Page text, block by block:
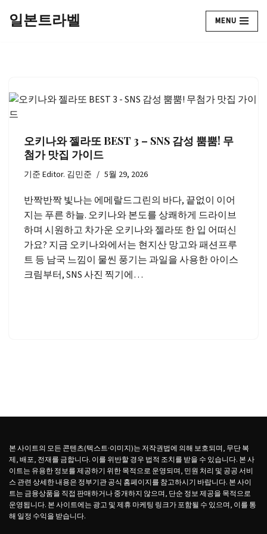
건
뛰
일본트라벨 MENU
오키나와 젤라또 BEST 3 – SNS 감성 뿜뿜! 무
첨가 맛집 가이드
기준Editor. 김민준 5월 29, 2026
반짝반짝 빛나는 에메랄드그린의 바다, 끝없이 이어
지는 푸른 하늘. 오키나와 본도를 상쾌하게 드라이브
하며 시원하고 차가운 오키나와 젤라또 한 입 어떠신
가요? 지금 오키나와에서는 현지산 망고와 패션프루
트 등 남국 느낌이 물씬 풍기는 과일을 사용한 아이스
크림부터, SNS 사진 찍기에…
본 사이트의 모든 콘텐츠(텍스트·이미지)는 저작권법에 의해 보호되며, 무단 복
제, 배포, 전재를 금합니다. 이를 위반할 경우 법적 조치를 받을 수 있습니다. 본 사
이트는 유용한 정보를 제공하기 위한 목적으로 운영되며, 민원 처리 및 공공 서비
스 관련 상세한 내용은 정부기관 공식 홈페이지를 참고하시기 바랍니다. 본 사이
트는 금융상품을 직접 판매하거나 중개하지 않으며, 단순 정보 제공을 목적으로
운영됩니다. 본 사이트에는 광고 및 제휴 마케팅 링크가 포함될 수 있으며, 이를 통
해 일정 수익을 받습니다.